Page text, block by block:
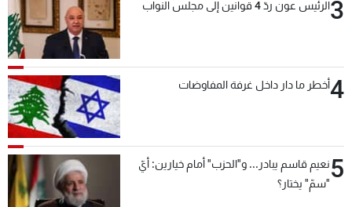
3الرئيس عون ردّ 4 قوانين إلى مجلس النواب
4أخطر ما دار داخل غرفة المفاوضات
5نعيم قاسم يبادر... و"الحزب" أمام خيارين: أيّ
"سمّ" يختار؟